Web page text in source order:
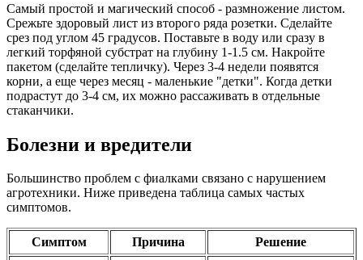
Самый простой и магический способ - размножение листом.
Срежьте здоровый лист из второго ряда розетки. Сделайте
срез под углом 45 градусов. Поставьте в воду или сразу в
легкий торфяной субстрат на глубину 1-1.5 см. Накройте
пакетом (сделайте тепличку). Через 3-4 недели появятся
корни, а еще через месяц - маленькие "детки". Когда детки
подрастут до 3-4 см, их можно рассаживать в отдельные
стаканчики.
Болезни и вредители
Большинство проблем с фиалками связано с нарушением
агротехники. Ниже приведена таблица самых частых
симптомов.
Симптом Причина
Решение